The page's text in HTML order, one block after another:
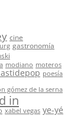
cine
gastronomía
modiano moteros
poesía
gómez de la serna
in
xabel vegas ye-yé